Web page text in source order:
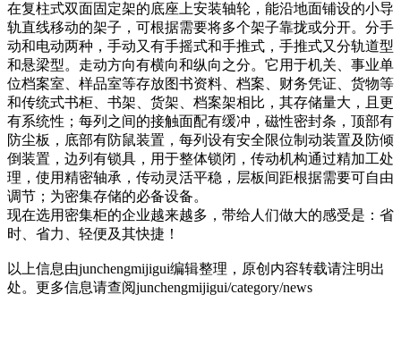
在复柱式双面固定架的底座上安装轴轮，能沿地面铺设的小导
轨直线移动的架子，可根据需要将多个架子靠拢或分开。分手
动和电动两种，手动又有手摇式和手推式，手推式又分轨道型
和悬梁型。走动方向有横向和纵向之分。它用于机关、事业单
位档案室、样品室等存放图书资料、档案、财务凭证、货物等
和传统式书柜、书架、货架、档案架相比，其存储量大，且更
有系统性；每列之间的接触面配有缓冲，磁性密封条，顶部有
防尘板，底部有防鼠装置，每列设有安全限位制动装置及防倾
倒装置，边列有锁具，用于整体锁闭，传动机构通过精加工处
理，使用精密轴承，传动灵活平稳，层板间距根据需要可自由
调节；为密集存储的必备设备。
现在选用密集柜的企业越来越多，带给人们做大的感受是：省
时、省力、轻便及其快捷！
以上信息由junchengmijigui编辑整理，原创内容转载请注明出
处。更多信息请查阅junchengmijigui/category/news